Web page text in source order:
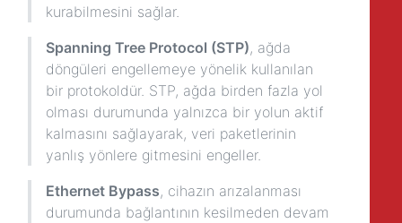
kurabilmesini sağlar.
Spanning Tree Protocol (STP), ağda
döngüleri engellemeye yönelik kullanılan
bir protokoldür. STP, ağda birden fazla yol
olması durumunda yalnızca bir yolun aktif
kalmasını sağlayarak, veri paketlerinin
yanlış yönlere gitmesini engeller.
Ethernet Bypass, cihazın arızalanması
durumunda bağlantının kesilmeden devam